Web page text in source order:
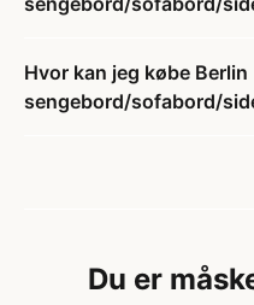
Hvor kan jeg købe Berlin
sengebord/sofabord/
Du er